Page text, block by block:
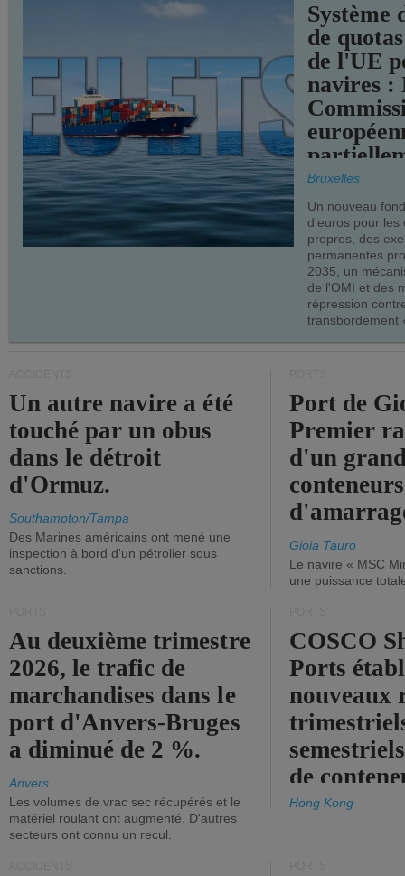
Système
de
de l'UE
navires :
Bruxelles
Un nouveau
d'euros pour les
propres, des
permanentes
2035, un
de l'OMI et des
répression
transbordement
Un autre navire a été
touché par un obus
dans le détroit
d'Ormuz.
Southampton/Tampa
Des Marines américains ont mené une
inspection à bord d'un pétrolier sous
sanctions.
Port de
Premier
d'un
Gioia Tauro
Le navire « MSC
une puissance
Au deuxième trimestre
2026, le trafic de
marchandises dans le
port d'Anvers-Bruges
a diminué de 2 %.
Anvers
Les volumes de vrac sec récupérés et le
matériel roulant ont augmenté. D'autres
secteurs ont connu un recul.
COSCO
Ports
nouveaux
de
Hong Kong